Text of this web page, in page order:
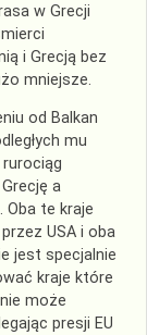
w Grecji
i Grecją bez
mniejsze.
od Balkan
mu
a
Oba te kraje
USA i oba
jest specjalnie
kraje które
może
presji EU